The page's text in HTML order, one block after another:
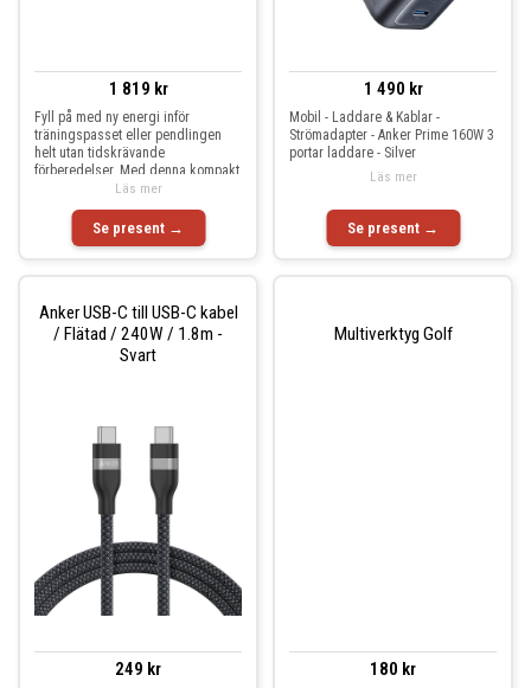
1 819 kr
Fyll på med ny energi inför
träningspasset eller pendlingen
helt utan tidskrävande
förberedelser. Med denna kompakt
Se present →
Läs mer
1 490 kr
Mobil - Laddare & Kablar -
Strömadapter - Anker Prime 160W 3
portar laddare - Silver
Se present →
Läs mer
Anker USB-C till USB-C kabel
/ Flätad / 240W / 1.8m -
Svart
249 kr
Multiverktyg Golf
180 kr